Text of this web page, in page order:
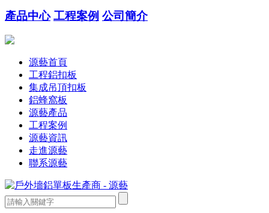
產品中心 工程案例 公司簡介
源藝首頁
工程鋁扣板
集成吊頂扣板
鋁蜂窩板
源藝產品
工程案例
源藝資訊
走進源藝
聯系源藝